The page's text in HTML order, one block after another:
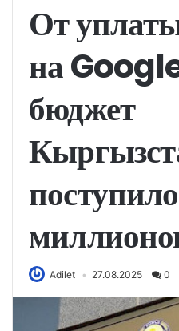
От
на
бюджет
Adilet 27.08.2025 0